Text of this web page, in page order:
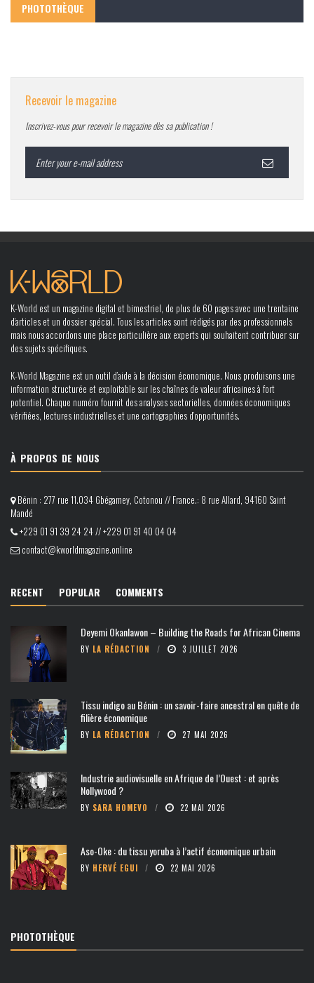
PHOTOTHÈQUE
Recevoir le magazine
Inscrivez-vous pour recevoir le magazine dès sa publication !
K-World est un magazine digital et bimestriel, de plus de 60 pages avec une trentaine
d’articles et un dossier spécial. Tous les articles sont rédigés par des professionnels
mais nous accordons une place particulière aux experts qui souhaitent contribuer sur
des sujets spécifiques.
K-World Magazine est un outil d’aide à la décision économique. Nous produisons une
information structurée et exploitable sur les chaînes de valeur africaines à fort
potentiel. Chaque numéro fournit des analyses sectorielles, données économiques
vérifiées, lectures industrielles et une cartographies d’opportunités.
À PROPOS DE NOUS
Bénin : 277 rue 11.034 Gbégamey, Cotonou // France.: 8 rue Allard, 94160 Saint
Mandé
+229 01 91 39 24 24 // +229 01 91 40 04 04
contact@kworldmagazine.online
RECENT POPULAR COMMENTS
Deyemi Okanlawon – Building the Roads for African Cinema
BY LA RÉDACTION 3 JUILLET 2026
Tissu indigo au Bénin : un savoir-faire ancestral en quête de
filière économique
BY LA RÉDACTION 27 MAI 2026
Industrie audiovisuelle en Afrique de l’Ouest : et après
Nollywood ?
BY SARA HOMEVO 22 MAI 2026
Aso-Oke : du tissu yoruba à l’actif économique urbain
BY HERVÉ EGUI 22 MAI 2026
PHOTOTHÈQUE